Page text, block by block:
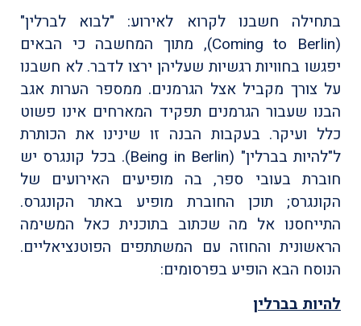
בתחילה חשבנו לקרוא לאירוע: "לבוא לברלין"
(Coming to Berlin), מתוך המחשבה כי הבאים
יפגשו בחוויות רגשיות שעליהן ירצו לדבר. לא חשבנו
על צורך מקביל אצל הגרמנים. ממספר הערות אגב
הבנו שעבור הגרמנים תפקיד המארחים אינו פשוט
כלל ועיקר. בעקבות הבנה זו שינינו את הכותרת
ל"להיות בברלין" (Being in Berlin). בכל קונגרס יש
חוברת בעובי ספר, בה מופיעים האירועים של
הקונגרס; תוכן החוברת מופיע באתר הקונגרס.
התייחסנו אל מה שכתוב בתוכנית כאל המשימה
הראשונית והחוזה עם המשתתפים הפוטנציאליים.
הנוסח הבא הופיע בפרסומים:
להיות בברלין